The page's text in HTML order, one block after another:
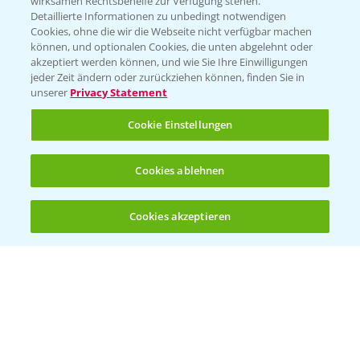
(noch 4)
Beratung auf WhatsApp
T.+49 (0)174 346 564 1
KONTAKT
Hilfe in Notfällen
+49 (0)214/30-20220
Detaillierte Informationen zu unbedingt notwendigen
Cookies, ohne die wir die Webseite nicht verfügbar machen
können, und optionalen Cookies, die unten abgelehnt oder
akzeptiert werden können, und wie Sie Ihre Einwilligungen
jeder Zeit ändern oder zurückziehen können, finden Sie in
unserer Privacy Statement
Cookie Einstellungen
Cookies ablehnen
Cookies akzeptieren